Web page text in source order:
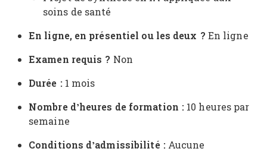
soins de santé
En ligne, en présentiel ou les deux ? En ligne
Examen requis ? Non
Durée :1 mois
Nombre d’heures de formation : 10 heures par
semaine
Conditions d’admissibilité :Aucune